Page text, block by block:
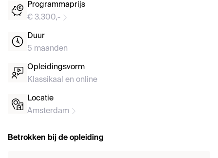
Programmaprijs
€ 3.300,-
Duur
5 maanden
Opleidingsvorm
Klassikaal en online
Locatie
Amsterdam
Betrokken bij de opleiding